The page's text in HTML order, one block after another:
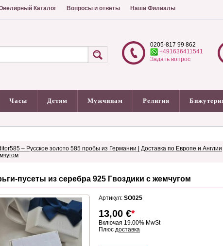
Каталог Вопросы и ответы Наши Филиалы
0205-817 99 862
+491636411541
Задать вопрос
Часы Детям Мужчинам Религия
– Русское золото 585 пробы из Германии | Доставка по Европе и Англии
пусеты из серебра 925 Гвоздики с жемчугом
Артикул: SO025
13,00 €*
Включая 19.00% MwSt
Плюс доставка